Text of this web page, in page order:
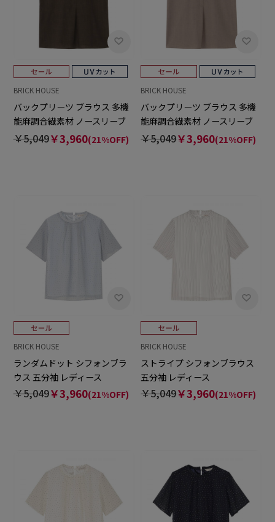
BRICK HOUSE
バックプリーツ ブラウス 多機
能麻調合繊素材 ノースリーブ
セットアップ可能 レディース
￥5,049￥3,960(21%OFF)
BRICK HOUSE
バックプリーツ ブラウス 多機
能麻調合繊素材 ノースリーブ
セットアップ可能 レディース
￥5,049￥3,960(21%OFF)
BRICK HOUSE
ランダムドット シフォンブラ
ウス 五分袖 レディース
￥5,049￥3,960(21%OFF)
BRICK HOUSE
ストライプ シフォンブラウス
五分袖 レディース
￥5,049￥3,960(21%OFF)